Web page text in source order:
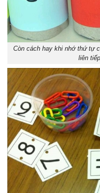
Còn cách hay khi nhớ thứ tự
liên